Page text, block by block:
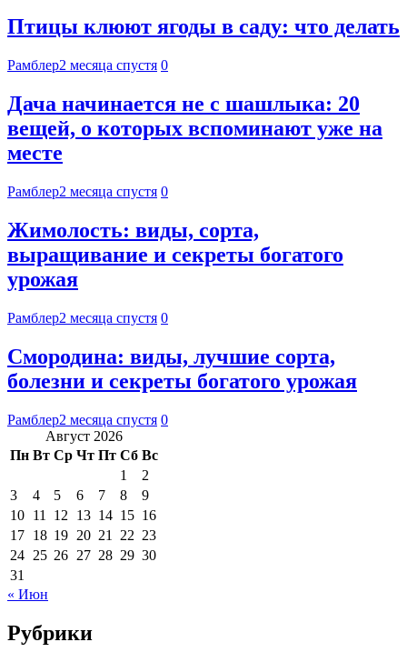
Птицы клюют ягоды в саду: что делать
Рамблер2 месяца спустя 0
Дача начинается не с шашлыка: 20
вещей, о которых вспоминают уже на
месте
Рамблер2 месяца спустя 0
Жимолость: виды, сорта,
выращивание и секреты богатого
урожая
Рамблер2 месяца спустя 0
Смородина: виды, лучшие сорта,
болезни и секреты богатого урожая
Рамблер2 месяца спустя 0
Август 2026
Пн Вт Ср Чт Пт Сб Вс
1
2
3
4 5 6 7 8
9
10 11 12 13 14 15 16
17 18 19 20 21 22 23
24 25 26 27 28 29 30
31
« Июн
Рубрики